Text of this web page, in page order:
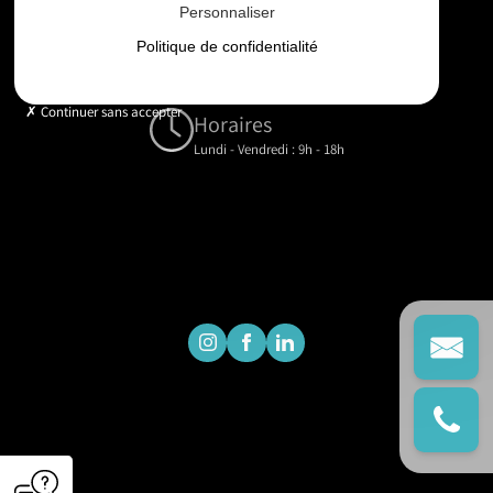
contact@gd-drones-services.fr
Horaires
Lundi - Vendredi : 9h - 18h
Personnaliser
Politique de confidentialité
Continuer sans accepter